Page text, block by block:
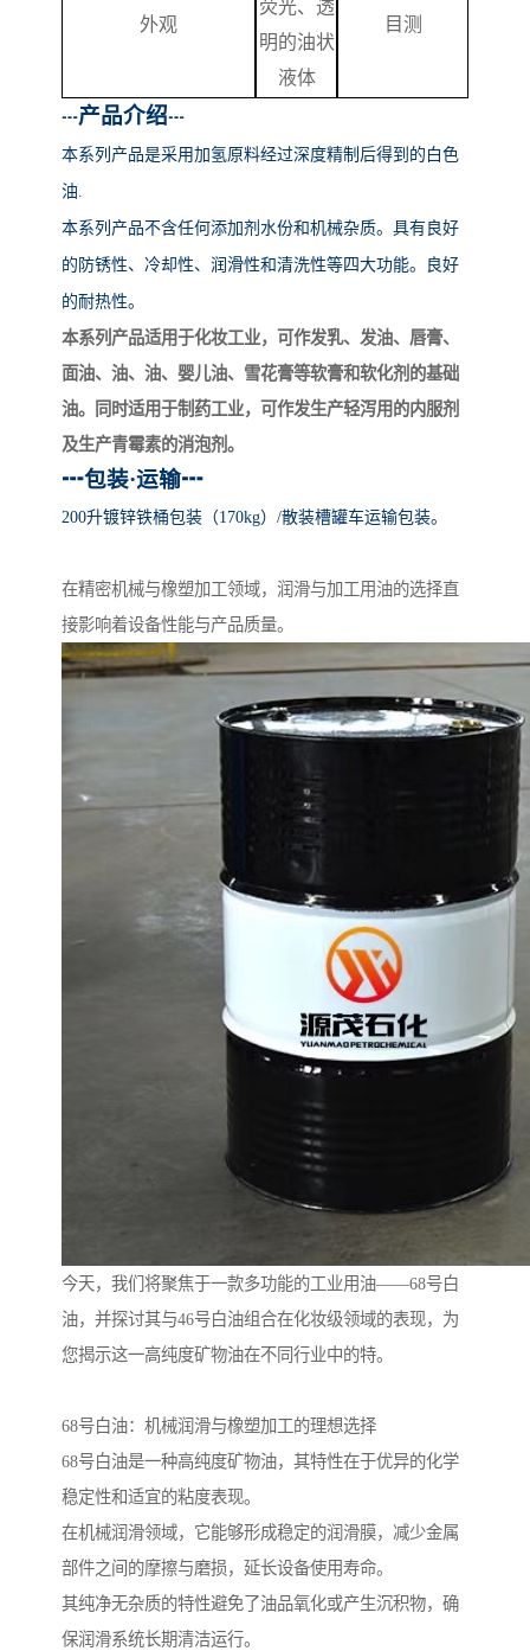
外观
荧光、透
明的油状
液体
目测
┅产品介绍┅
本系列产品是采用加氢原料经过深度精制后得到的白色
油.
本系列产品不含任何添加剂水份和机械杂质。具有良好
的防锈性、冷却性、润滑性和清洗性等四大功能。良好
的耐热性。
本系列产品适用于化妆工业，可作发乳、发油、唇膏、
面油、油、油、婴儿油、雪花膏等软膏和软化剂的基础
油。同时适用于制药工业，可作发生产轻泻用的内服剂
及生产青霉素的消泡剂。
┅包装·运输┅
200升镀锌铁桶包装（170kg）/散装槽罐车运输包装。
在精密机械与橡塑加工领域，润滑与加工用油的选择直
接影响着设备性能与产品质量。
今天，我们将聚焦于一款多功能的工业用油——68号白
油，并探讨其与46号白油组合在化妆级领域的表现，为
您揭示这一高纯度矿物油在不同行业中的特。
68号白油：机械润滑与橡塑加工的理想选择
68号白油是一种高纯度矿物油，其特性在于优异的化学
稳定性和适宜的粘度表现。
在机械润滑领域，它能够形成稳定的润滑膜，减少金属
部件之间的摩擦与磨损，延长设备使用寿命。
其纯净无杂质的特性避免了油品氧化或产生沉积物，确
保润滑系统长期清洁运行。